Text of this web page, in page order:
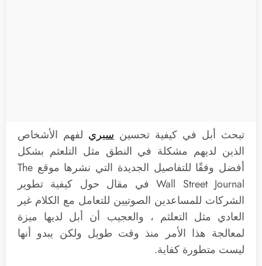
تبحث أبل في كيفية تحسين سيري لفهم الأشخاص
الذين لديهم مشكلة في النطق مثل التلعثم بشكل
أفضل وفقًا للتفاصيل الجديدة التي نشرها موقع The
Wall Street Journal في مقال حول كيفية تطوير
الشركات للمساعدين الصوتيين للتعامل مع الكلام غير
العادي مثل التعلثم ، والعجيب أن أبل لديها ميزة
لمعالجة هذا الأمر منذ وقت طويل ولكن يبدو أنها
ليست متطورة كفاية.